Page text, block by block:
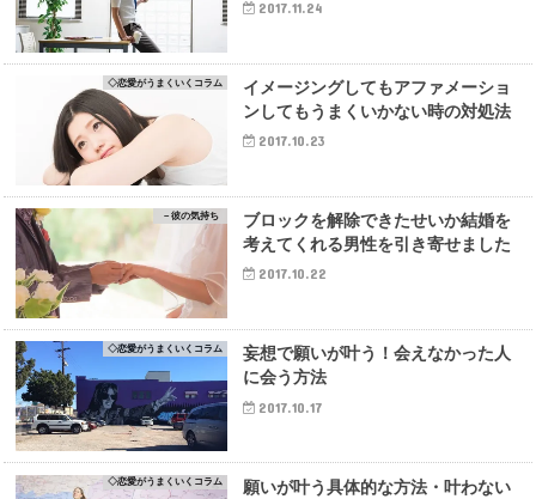
2017.11.24
◇恋愛がうまくいくコラム
イメージングしてもアファメーショ
ンしてもうまくいかない時の対処法
2017.10.23
－彼の気持ち
ブロックを解除できたせいか結婚を
考えてくれる男性を引き寄せました
2017.10.22
◇恋愛がうまくいくコラム
妄想で願いが叶う！会えなかった人
に会う方法
2017.10.17
◇恋愛がうまくいくコラム
願いが叶う具体的な方法・叶わない